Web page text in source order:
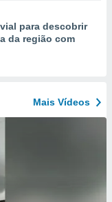
para descobrir
da região com
Mais Vídeos